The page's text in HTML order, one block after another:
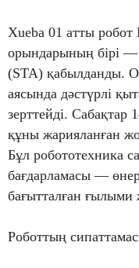
Xueba 01 атты
орындарының бірі
(STA) қабылданды.
аясында дәстүрлі
зерттейді.
құны жарияланған
Бұл робототехника
бағдарламасы — өнер
бағытталған ғылыми
Роботтың